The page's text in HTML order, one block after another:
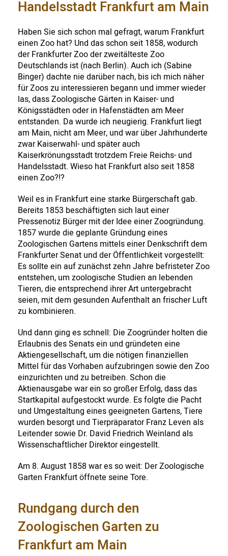
Handelsstadt Frankfurt am Main
Haben Sie sich schon mal gefragt, warum Frankfurt
einen Zoo hat? Und das schon seit 1858, wodurch
der Frankfurter Zoo der zweitälteste Zoo
Deutschlands ist (nach Berlin). Auch ich (Sabine
Binger) dachte nie darüber nach, bis ich mich näher
für Zoos zu interessieren begann und immer wieder
las, dass Zoologische Gärten in Kaiser- und
Königsstädten oder in Hafenstädten am Meer
entstanden. Da wurde ich neugierig. Frankfurt liegt
am Main, nicht am Meer, und war über Jahrhunderte
zwar Kaiserwahl- und später auch
Kaiserkrönungsstadt trotzdem Freie Reichs- und
Handelsstadt. Wieso hat Frankfurt also seit 1858
einen Zoo?!?
Weil es in Frankfurt eine starke Bürgerschaft gab.
Bereits 1853 beschäftigten sich laut einer
Pressenotiz Bürger mit der Idee einer Zoogründung.
1857 wurde die geplante Gründung eines
Zoologischen Gartens mittels einer Denkschrift dem
Frankfurter Senat und der Öffentlichkeit vorgestellt:
Es sollte ein auf zunächst zehn Jahre befristeter Zoo
entstehen, um zoologische Studien an lebenden
Tieren, die entsprechend ihrer Art untergebracht
seien, mit dem gesunden Aufenthalt an frischer Luft
zu kombinieren.
Und dann ging es schnell: Die Zoogründer holten die
Erlaubnis des Senats ein und gründeten eine
Aktiengesellschaft, um die nötigen finanziellen
Mittel für das Vorhaben aufzubringen sowie den Zoo
einzurichten und zu betreiben. Schon die
Aktienausgabe war ein so großer Erfolg, dass das
Startkapital aufgestockt wurde. Es folgte die Pacht
und Umgestaltung eines geeigneten Gartens, Tiere
wurden besorgt und Tierpräparator Franz Leven als
Leitender sowie Dr. David Friedrich Weinland als
Wissenschaftlicher Direktor eingestellt.
Am 8. August 1858 war es so weit: Der Zoologische
Garten Frankfurt öffnete seine Tore.
Rundgang durch den
Zoologischen Garten zu
Frankfurt am Main